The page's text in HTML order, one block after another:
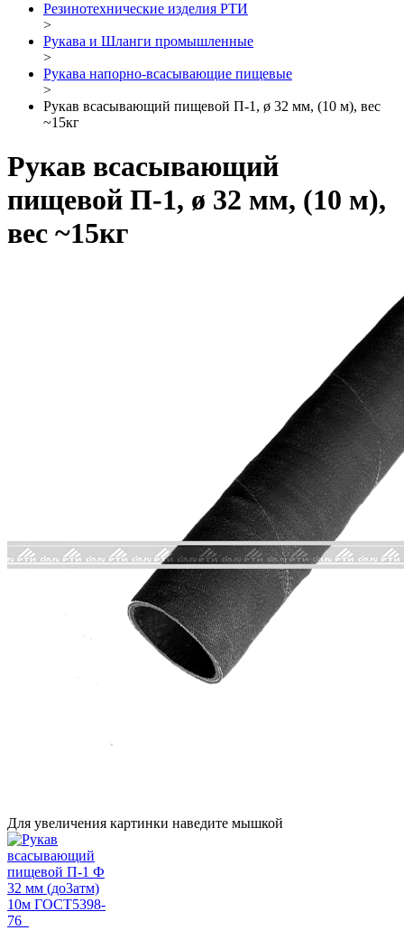
Резинотехнические изделия РТИ
>
Рукава и Шланги промышленные
>
Рукава напорно-всасывающие пищевые
>
Рукав всасывающий пищевой П-1, ø 32 мм, (10 м), вес
~15кг
Рукав всасывающий
пищевой П-1, ø 32 мм, (10 м),
вес ~15кг
Для увеличения картинки наведите мышкой